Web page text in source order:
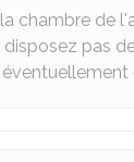
chambre de
pas